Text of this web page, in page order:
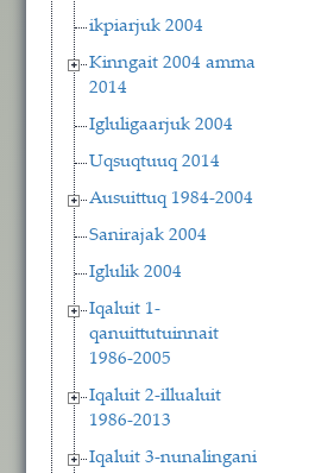
ikpiarjuk 2004
Kinngait 2004 amma
2014
Igluligaarjuk 2004
Uqsuqtuuq 2014
Ausuittuq 1984-2004
Sanirajak 2004
Iglulik 2004
Iqaluit 1-
qanuittutuinnait
1986-2005
Iqaluit 2-illualuit
1986-2013
Iqaluit 3-nunalingani